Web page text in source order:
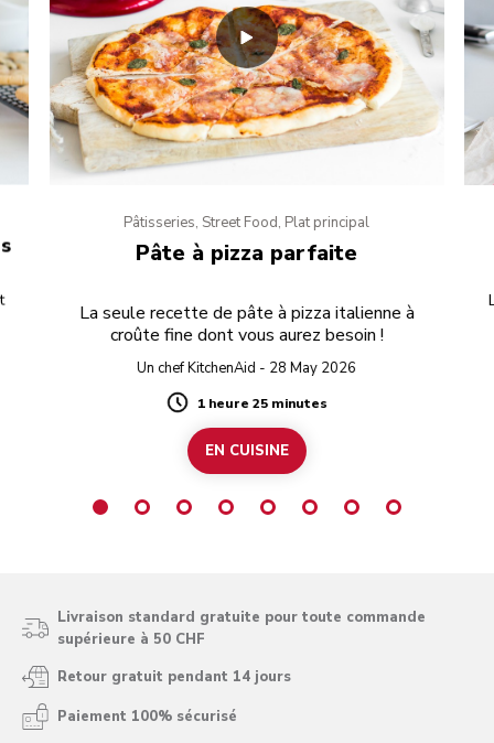
Pâtisseries, Street Food, Plat principal
Pâte à pizza parfaite
La seule recette de pâte à pizza italienne à
croûte fine dont vous aurez besoin !
Un chef KitchenAid - 28 May 2026
Duration
1 heure 25 minutes
EN CUISINE
Livraison standard gratuite pour toute commande
supérieure à 50 CHF
Retour gratuit pendant 14 jours
Paiement 100% sécurisé